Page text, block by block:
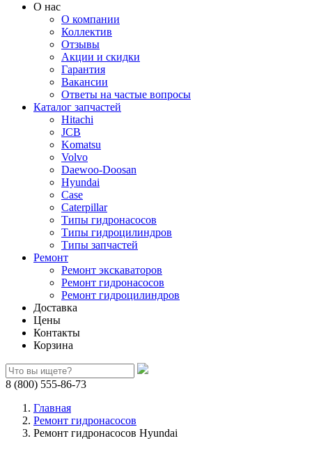
О нас
О компании
Коллектив
Отзывы
Акции и скидки
Гарантия
Вакансии
Ответы на частые вопросы
Каталог запчастей
Hitachi
JCB
Komatsu
Volvo
Daewoo-Doosan
Hyundai
Case
Caterpillar
Типы гидронасосов
Типы гидроцилиндров
Типы запчастей
Ремонт
Ремонт экскаваторов
Ремонт гидронасосов
Ремонт гидроцилиндров
Доставка
Цены
Контакты
Корзина
8 (800) 555-86-73
Главная
Ремонт гидронасосов
Ремонт гидронасосов Hyundai